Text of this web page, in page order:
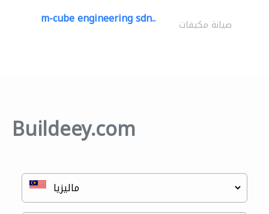
m-cube engineering sdn.. صيانة مكيفات
Buildeey.com